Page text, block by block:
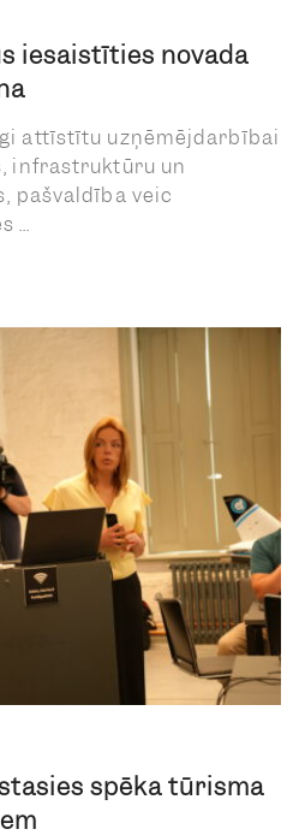
iesaistīties novada
attīstītu uzņēmējdarbībai
infrastruktūru un
pašvaldība veic
...
spēkā tūrisma